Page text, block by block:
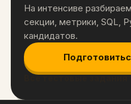
На интенсиве
секции, метрики, SQL,
кандидатов.
Все тестовые задания